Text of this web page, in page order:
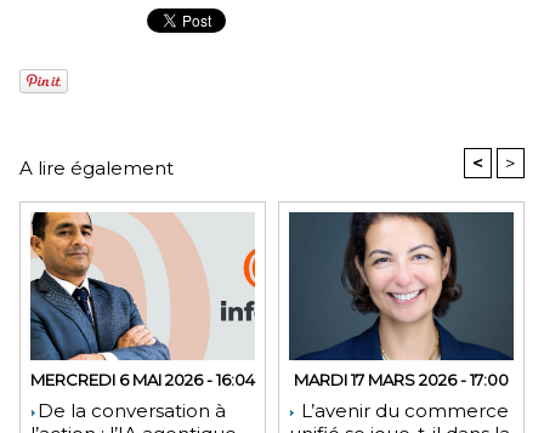
A lire également < >
MERCREDI 6 MAI 2026 - 16:04
​De la conversation à
MARDI 17 MARS 2026 - 17:00
L’avenir du commerce